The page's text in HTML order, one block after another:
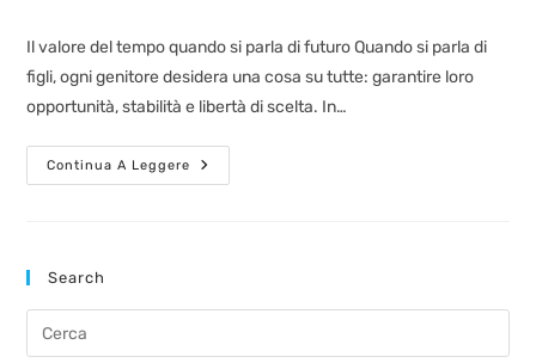
Il valore del tempo quando si parla di futuro Quando si parla di
figli, ogni genitore desidera una cosa su tutte: garantire loro
opportunità, stabilità e libertà di scelta. In…
Continua A Leggere
Search